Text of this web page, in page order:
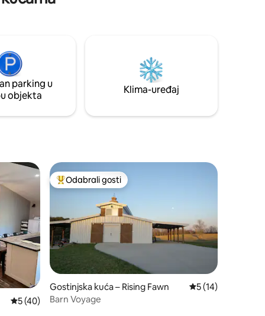
parking u
objekta
Klima-uređaj
„Odabrali gosti”
Prosječna ocjena: 5/5, recenzija: 40
5 (40)
Među najviše rangiranima s oznakom „Odabrali gosti”
Odabrali gosti
Gostinjska kuća – Rising Fawn Prosječna ocjena:
5 (14)
Barn Voyage